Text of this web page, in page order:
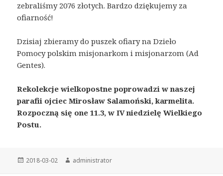
zebraliśmy 2076 złotych. Bardzo dziękujemy za
ofiarność!
Dzisiaj zbieramy do puszek ofiary na Dzieło
Pomocy polskim misjonarkom i misjonarzom (Ad
Gentes).
Rekolekcje wielkopostne poprowadzi w naszej
parafii ojciec Mirosław Salamoński, karmelita.
Rozpoczną się one 11.3, w IV niedzielę Wielkiego
Postu.
Posted
2018-03-02 Author
administrator